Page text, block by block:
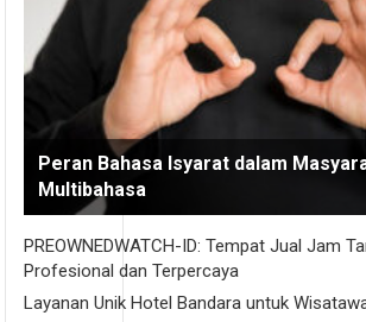
Peran Bahasa Isyarat dalam
Multibahasa
PREOWNEDWATCH-ID: Tempat Jual Jam
Profesional dan Terpercaya
Layanan Unik Hotel Bandara untuk